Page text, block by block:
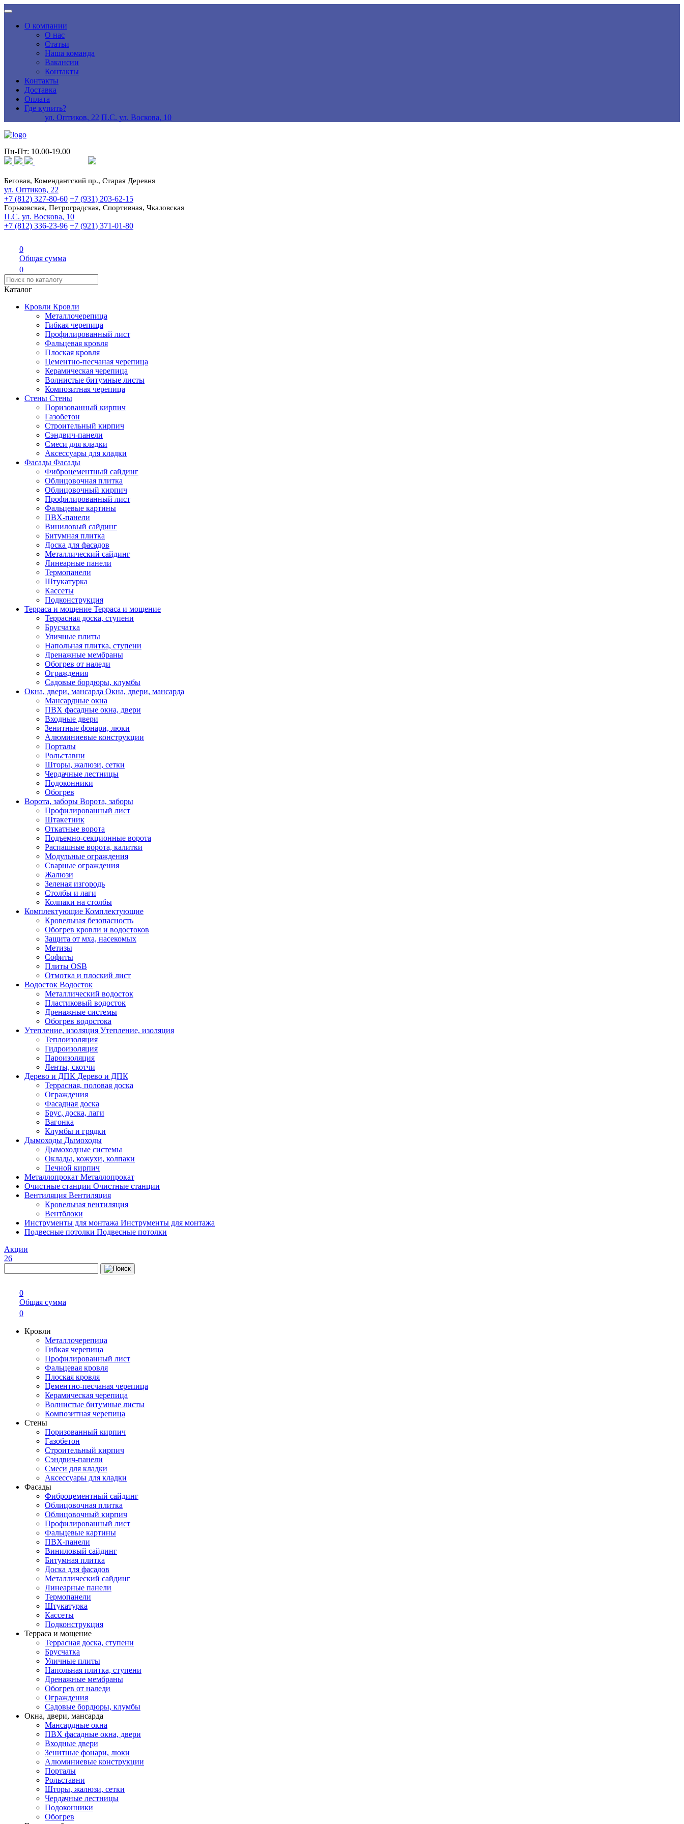
О компании
О нас
Статьи
Наша команда
Вакансии
Контакты
Контакты
Доставка
Оплата
Где купить?
ул. Оптиков, 22 П.С. ул. Воскова, 10
Пн-Пт: 10.00-19.00
Беговая, Комендантский пр., Старая Деревня
ул. Оптиков, 22
+7 (812) 327-80-60 +7 (931) 203-62-15
Горьковская, Петроградская, Спортивная, Чкаловская
П.С. ул. Воскова, 10
+7 (812) 336-23-96 +7 (921) 371-01-80
0
Общая сумма
0
Каталог
Кровли Кровли
Металлочерепица
Гибкая черепица
Профилированный лист
Фальцевая кровля
Плоская кровля
Цементно-песчаная черепица
Керамическая черепица
Волнистые битумные листы
Композитная черепица
Стены Стены
Поризованный кирпич
Газобетон
Строительный кирпич
Сэндвич-панели
Смеси для кладки
Аксессуары для кладки
Фасады Фасады
Фиброцементный сайдинг
Облицовочная плитка
Облицовочный кирпич
Профилированный лист
Фальцевые картины
ПВХ-панели
Виниловый сайдинг
Битумная плитка
Доска для фасадов
Металлический сайдинг
Линеарные панели
Термопанели
Штукатурка
Кассеты
Подконструкция
Терраса и мощение Терраса и мощение
Террасная доска, ступени
Брусчатка
Уличные плиты
Напольная плитка, ступени
Дренажные мембраны
Обогрев от наледи
Ограждения
Садовые бордюры, клумбы
Окна, двери, мансарда Окна, двери, мансарда
Мансардные окна
ПВХ фасадные окна, двери
Входные двери
Зенитные фонари, люки
Алюминиевые конструкции
Порталы
Рольставни
Шторы, жалюзи, сетки
Чердачные лестницы
Подоконники
Обогрев
Ворота, заборы Ворота, заборы
Профилированный лист
Штакетник
Откатные ворота
Подъемно-секционные ворота
Распашные ворота, калитки
Модульные ограждения
Сварные ограждения
Жалюзи
Зеленая изгородь
Столбы и лаги
Колпаки на столбы
Комплектующие Комплектующие
Кровельная безопасность
Обогрев кровли и водостоков
Защита от мха, насекомых
Метизы
Софиты
Плиты OSB
Отмотка и плоский лист
Водосток Водосток
Металлический водосток
Пластиковый водосток
Дренажные системы
Обогрев водостока
Утепление, изоляция Утепление, изоляция
Теплоизоляция
Гидроизоляция
Пароизоляция
Ленты, скотчи
Дерево и ДПК Дерево и ДПК
Террасная, половая доска
Ограждения
Фасадная доска
Брус, доска, лаги
Вагонка
Клумбы и грядки
Дымоходы Дымоходы
Дымоходные системы
Оклады, кожухи, колпаки
Печной кирпич
Металлопрокат Металлопрокат
Очистные станции Очистные станции
Вентиляция Вентиляция
Кровельная вентиляция
Вентблоки
Инструменты для монтажа Инструменты для монтажа
Подвесные потолки Подвесные потолки
Акции
26
0
Общая сумма
0
Кровли
Металлочерепица
Гибкая черепица
Профилированный лист
Фальцевая кровля
Плоская кровля
Цементно-песчаная черепица
Керамическая черепица
Волнистые битумные листы
Композитная черепица
Стены
Поризованный кирпич
Газобетон
Строительный кирпич
Сэндвич-панели
Смеси для кладки
Аксессуары для кладки
Фасады
Фиброцементный сайдинг
Облицовочная плитка
Облицовочный кирпич
Профилированный лист
Фальцевые картины
ПВХ-панели
Виниловый сайдинг
Битумная плитка
Доска для фасадов
Металлический сайдинг
Линеарные панели
Термопанели
Штукатурка
Кассеты
Подконструкция
Терраса и мощение
Террасная доска, ступени
Брусчатка
Уличные плиты
Напольная плитка, ступени
Дренажные мембраны
Обогрев от наледи
Ограждения
Садовые бордюры, клумбы
Окна, двери, мансарда
Мансардные окна
ПВХ фасадные окна, двери
Входные двери
Зенитные фонари, люки
Алюминиевые конструкции
Порталы
Рольставни
Шторы, жалюзи, сетки
Чердачные лестницы
Подоконники
Обогрев